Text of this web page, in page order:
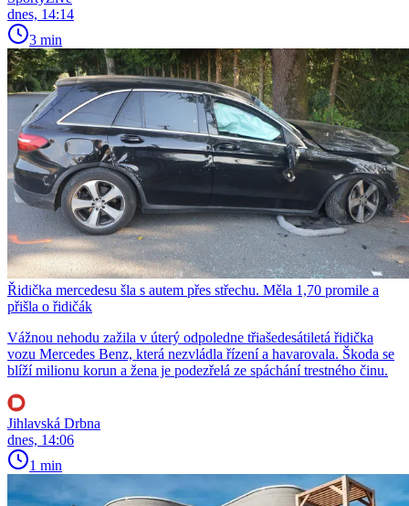
dnes, 14:14
3 min
Řidička mercedesu šla s autem přes střechu. Měla 1,70 promile a
přišla o řidičák
Vážnou nehodu zažila v úterý odpoledne třiašedesátiletá řidička
vozu Mercedes Benz, která nezvládla řízení a havarovala. Škoda se
blíží milionu korun a žena je podezřelá ze spáchání trestného činu.
Jihlavská Drbna
dnes, 14:06
1 min